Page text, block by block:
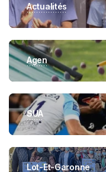
Actualités
Agen
SUA
Lot-Et-Garonne